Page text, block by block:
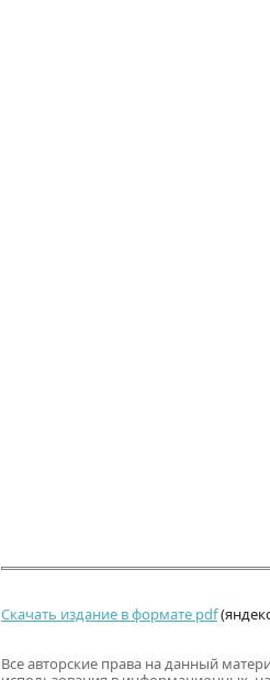
Скачать издание в формате pdf
Все авторские права на данный